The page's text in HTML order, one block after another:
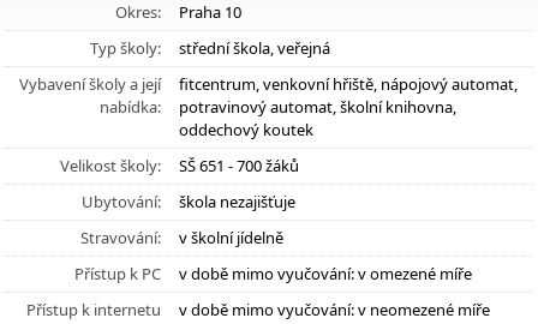
Okres:
Praha 10
Typ školy:
střední škola, veřejná
Vybavení školy a její
nabídka:
fitcentrum, venkovní hřiště, nápojový automat,
potravinový automat, školní knihovna,
oddechový koutek
Velikost školy:
SŠ 651 - 700 žáků
Ubytování:
škola nezajišťuje
Stravování:
v školní jídelně
Přístup k PC
v době mimo vyučování: v omezené míře
Přístup k internetu
v době mimo vyučování: v neomezené míře